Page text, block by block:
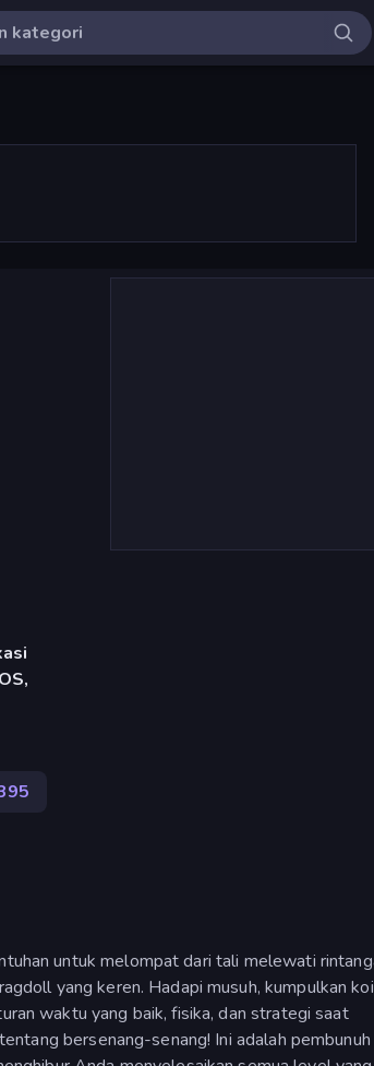
untuk melompat dari tali melewati
yang keren. Hadapi musuh, kumpulkan
waktu yang baik, fisika, dan strategi saat
bersenang-senang! Ini adalah pembunuh